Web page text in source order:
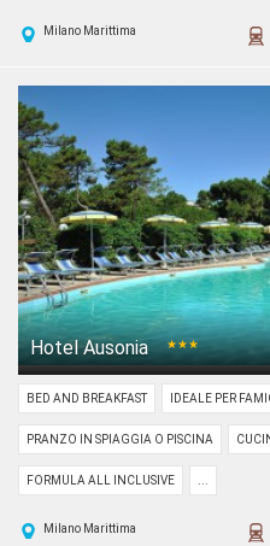
Milano Marittima
Hotel Ausonia ★★★
BED AND BREAKFAST IDEALE PER
PRANZO IN SPIAGGIA O PISCINA
FORMULA ALL INCLUSIVE
Milano Marittima